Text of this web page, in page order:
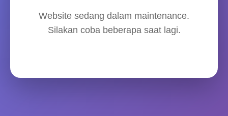
Website sedang dalam maintenance.
Silakan coba beberapa saat lagi.